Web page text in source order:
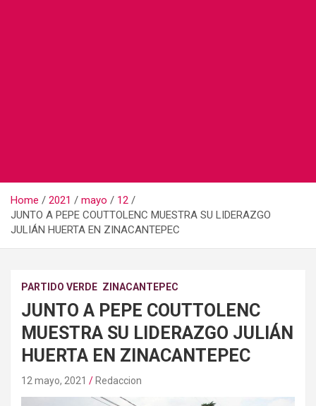
Home 2021 mayo
12
JUNTO A PEPE COUTTOLENC MUESTRA SU LIDERAZGO
JULIÁN HUERTA EN ZINACANTEPEC
PARTIDO VERDE ZINACANTEPEC
JUNTO A PEPE COUTTOLENC
MUESTRA SU LIDERAZGO JULIÁN
HUERTA EN ZINACANTEPEC
12 mayo, 2021 Redaccion